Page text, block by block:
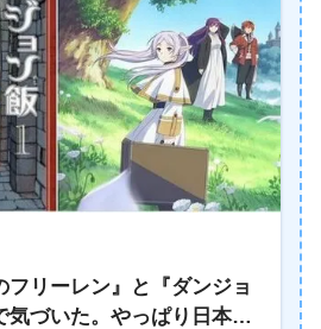
フリーレン』と『ダンジョ
気づいた。やっぱり日本の